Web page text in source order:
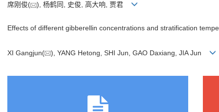
席刚俊( ), 杨鹤同, 史俊, 高大响, 贾君
Effects of different gibberellin concentrations and stratification
XI Gangjun( ), YANG Hetong, SHI Jun, GAO Daxiang, JIA Jun